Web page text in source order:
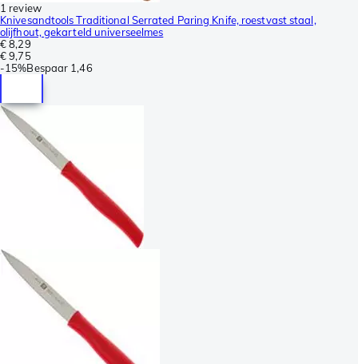
1 review
Knivesandtools Traditional Serrated Paring Knife, roestvast staal,
olijfhout, gekarteld universeelmes
€ 8,29
€ 9,75
-15%Bespaar 1,46